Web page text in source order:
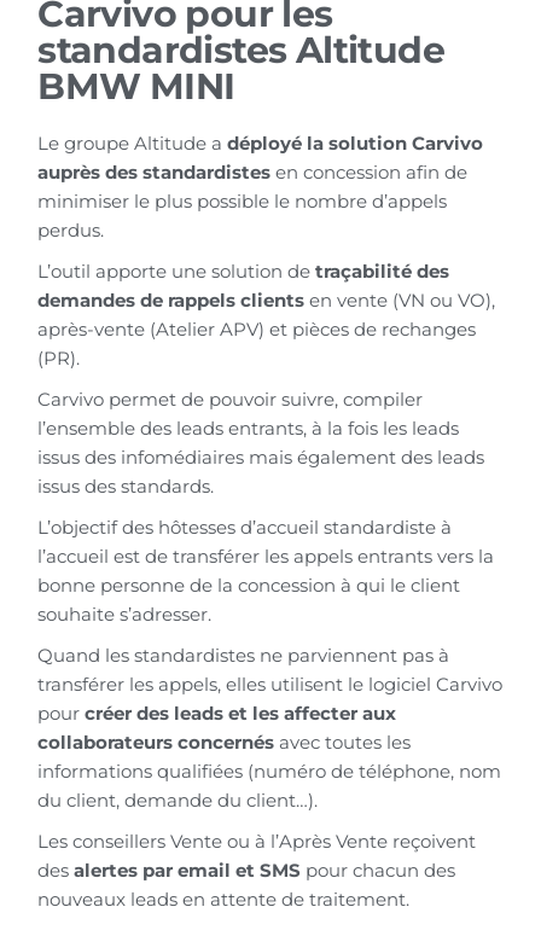
Carvivo pour les
standardistes Altitude
BMW MINI
Le groupe Altitude adéployé la solution Carvivo
auprès des standardistes en concession afin de
minimiser le plus possible le nombre d’appels
perdus.
L’outil apporte une solution detraçabilité des
demandes de rappels clients en vente (VN ou VO),
après-vente (Atelier APV) et pièces de rechanges
(PR).
Carvivo permet de pouvoir suivre, compiler
l’ensemble des leads entrants, à la fois les leads
issus des infomédiaires mais également des leads
issus des standards.
L’objectif des hôtesses d’accueil standardiste à
l’accueil est de transférer les appels entrants vers la
bonne personne de la concession à qui le client
souhaite s’adresser.
Quand les standardistes ne parviennent pas à
transférer les appels, elles utilisent le logiciel Carvivo
pourcréer des leads et les affecter aux
collaborateurs concernés avec toutes les
informations qualifiées (numéro de téléphone, nom
du client, demande du client…).
Les conseillers Vente ou à l’Après Vente reçoivent
desalertes par email et SMS pour chacun des
nouveaux leads en attente de traitement.